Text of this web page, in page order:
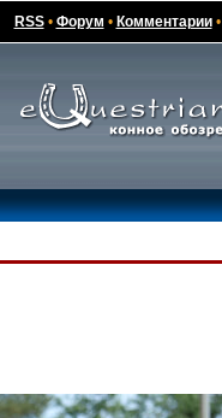
RSS• Форум • Комментарии•